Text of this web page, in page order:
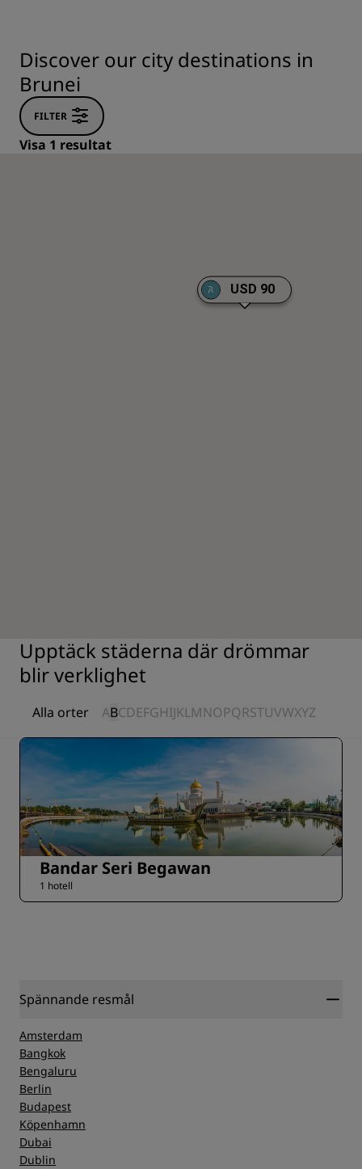
Discover our city destinations in
Brunei
FILTER
Visa 1 resultat
USD 90
Upptäck städerna där drömmar
blir verklighet
Alla orter ABCDEFGHIJKLMNOPQRSTUVWXYZ
Bandar Seri Begawan
1 hotell
Spännande resmål
Amsterdam
Bangkok
Bengaluru
Berlin
Budapest
Köpenhamn
Dubai
Dublin